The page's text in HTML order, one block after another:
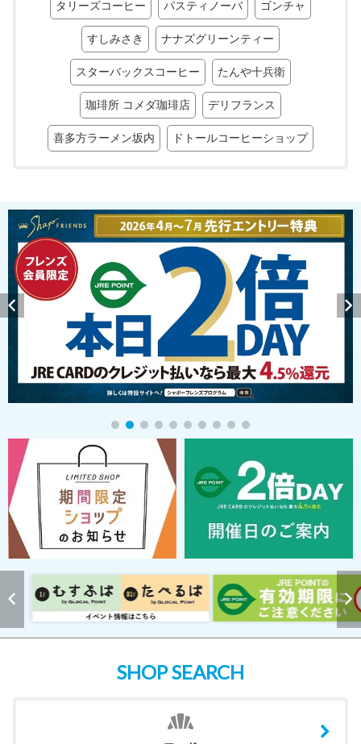
タリーズコーヒー パスティノーバ ゴンチャ
すしみさき ナナズグリーンティー
スターバックスコーヒー たんや十兵衛
珈琲所 コメダ珈琲店 デリフランス
喜多方ラーメン坂内 ドトールコーヒーショップ
SHOP SEARCH